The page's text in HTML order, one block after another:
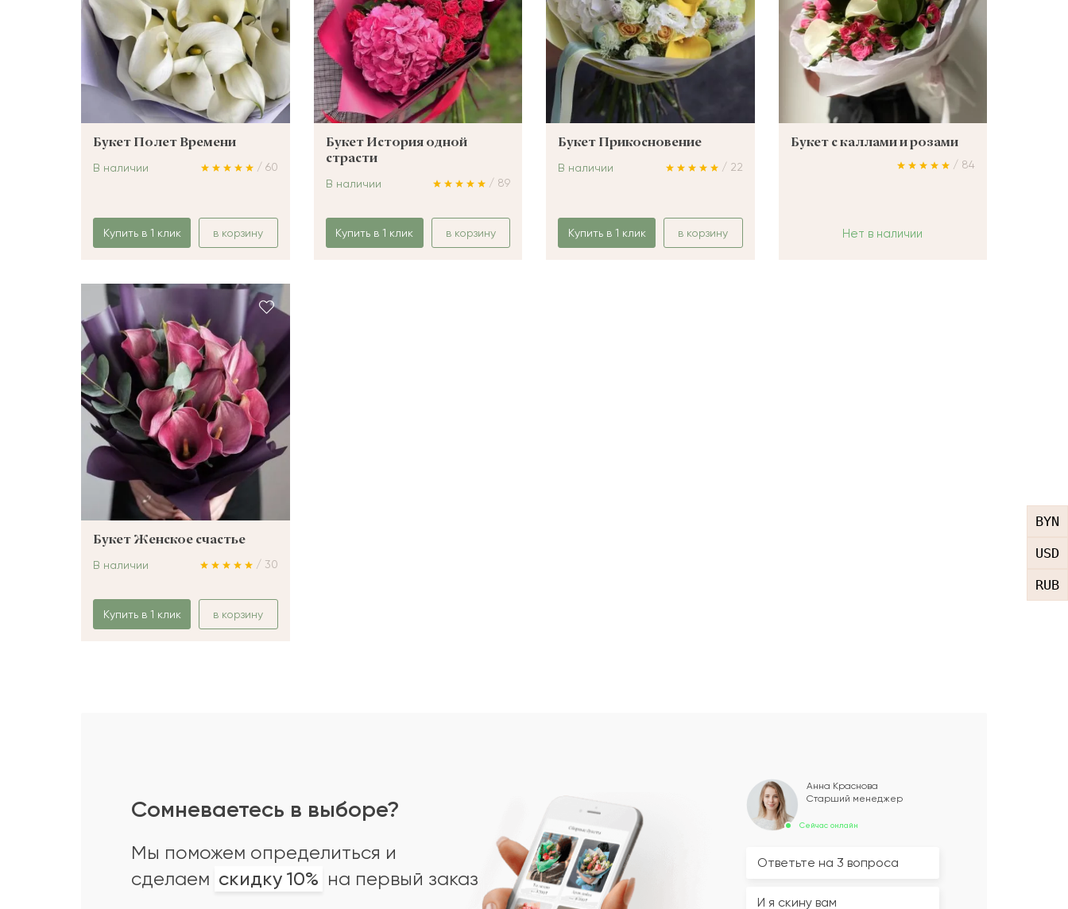
BYN
USD
RUB
Букет Полет Времени
/ 60
В наличии
Купить в 1 клик в корзину
Букет История одной
страсти
/ 89
В наличии
Купить в 1 клик в корзину
Букет Прикосновение
/ 22
В наличии
Купить в 1 клик в корзину
Букет с каллами и розами
/ 84
Нет в наличии
Букет Женское счастье
/ 30
В наличии
Купить в 1 клик в корзину
Сомневаетесь в выборе?
Мы поможем определиться и
сделаем скидку 10% на первый заказ
Сейчас онлайн
Анна Краснова
Старший менеджер
Ответьте на 3 вопроса
И я скину вам